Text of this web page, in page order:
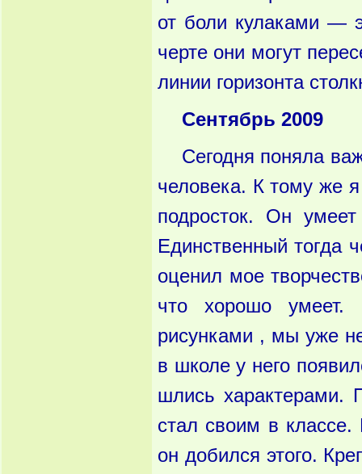
от боли кулаками —
черте они могут
линии горизонта
Сентябрь 2009
Сегодня поняла
человека. К тому же
подросток. Он
Единственный тогда
оценил мое
что хорошо умеет.
рисунками , мы уже
в школе у него
шлись характерами.
стал своим в классе.
он добился этого.